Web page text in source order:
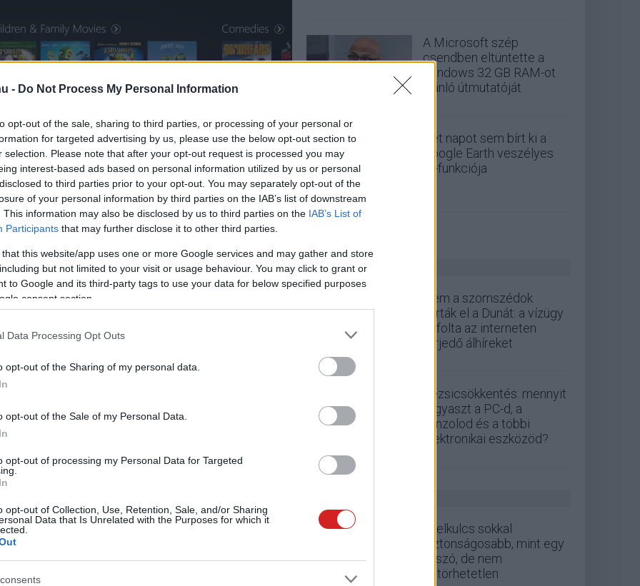
- Do Not Process My Personal Information
opt-out of the sale, sharing to third parties, or processing of your personal or
for targeted advertising by us, please use the below opt-out section to
selection. Please note that after your opt-out request is processed you may
interest-based ads based on personal information utilized by us or personal
to third parties prior to your opt-out. You may separately opt-out of the
of your personal information by third parties on the IAB’s list of downstream
This information may also be disclosed by us to third parties on the IAB’s List of
Participants that may further disclose it to other third parties.
that this website/app uses one or more Google services and may gather and store
but not limited to your visit or usage behaviour. You may click to grant or
to Google and its third-party tags to use your data for below specified purposes
consent section.
Data Processing Opt Outs
opt-out of the Sharing of my personal data.
opt-out of the Sale of my Personal Data.
opt-out of processing my Personal Data for Targeted
opt-out of Collection, Use, Retention, Sale, and/or Sharing
Data that Is Unrelated with the Purposes for which it
formái is vannak, és a Netflix nem tudja
milyen körülmények között használja valaki más
teljesít a szolgáltatás, így különösebben nem
hogy a legolcsóbb 7,99 eurós csomag egy, a 9,99
négy szimultán streamelést tesz lehetővé a
visszaélni a jelszómegosztással.
balatoni kardioösvény (X)
A Microsoft szép
csendben eltüntette a
Windows 32 GB RAM-ot
ajánló útmutatóját
Két napot sem bírt ki a
Google Earth veszélyes
AI-funkciója
ZÖLD PÁLYA
Nem a szomszédok
zárták el a Dunát: a vízügy
cáfolta az interneten
terjedő álhíreket
Rezsicsökkentés: mennyit
fogyaszt a PC-d, a
konzolod és a többi
elektronikai eszközöd?
A jelkulcs sokkal
biztonságosabb, mint egy
jelszó, de nem
feltörhetetlen